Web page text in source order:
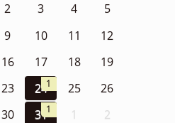
2 3 4
5
9 10 11
12
16 17 18
19
23 241 25
26
30 311 1 2